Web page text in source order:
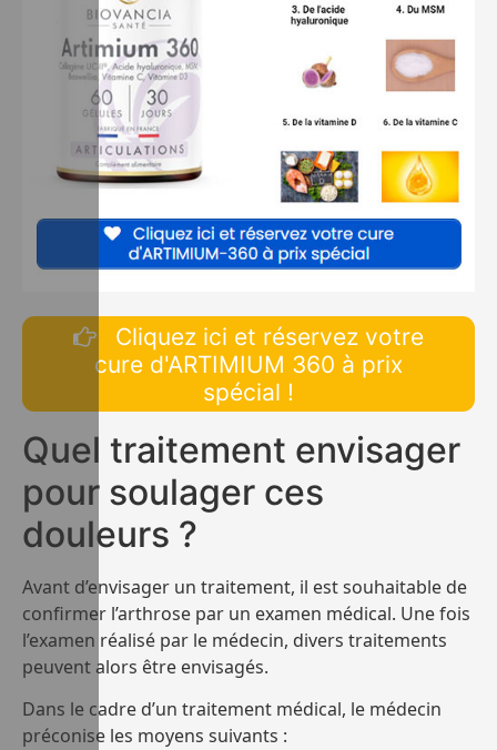
Cliquez ici et réservez votre
cure d'ARTIMIUM 360 à prix
spécial !
Quel traitement envisager
pour soulager ces
douleurs ?
Avant d’envisager un traitement, il est souhaitable de
confirmer l’arthrose par un examen médical. Une fois
l’examen réalisé par le médecin, divers traitements
peuvent alors être envisagés.
Dans le cadre d’un traitement médical, le médecin
préconise les moyens suivants :